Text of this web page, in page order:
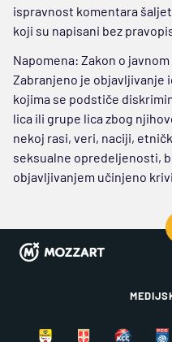
ispravnost komentara
koji su napisani bez
Napomena: Zakon o
Zabranjeno je objavljivanje
kojima se podstiče
lica ili grupe lica zbog
nekoj rasi, veri, naciji,
seksualne opredeljenosti,
objavljivanjem učinjeno